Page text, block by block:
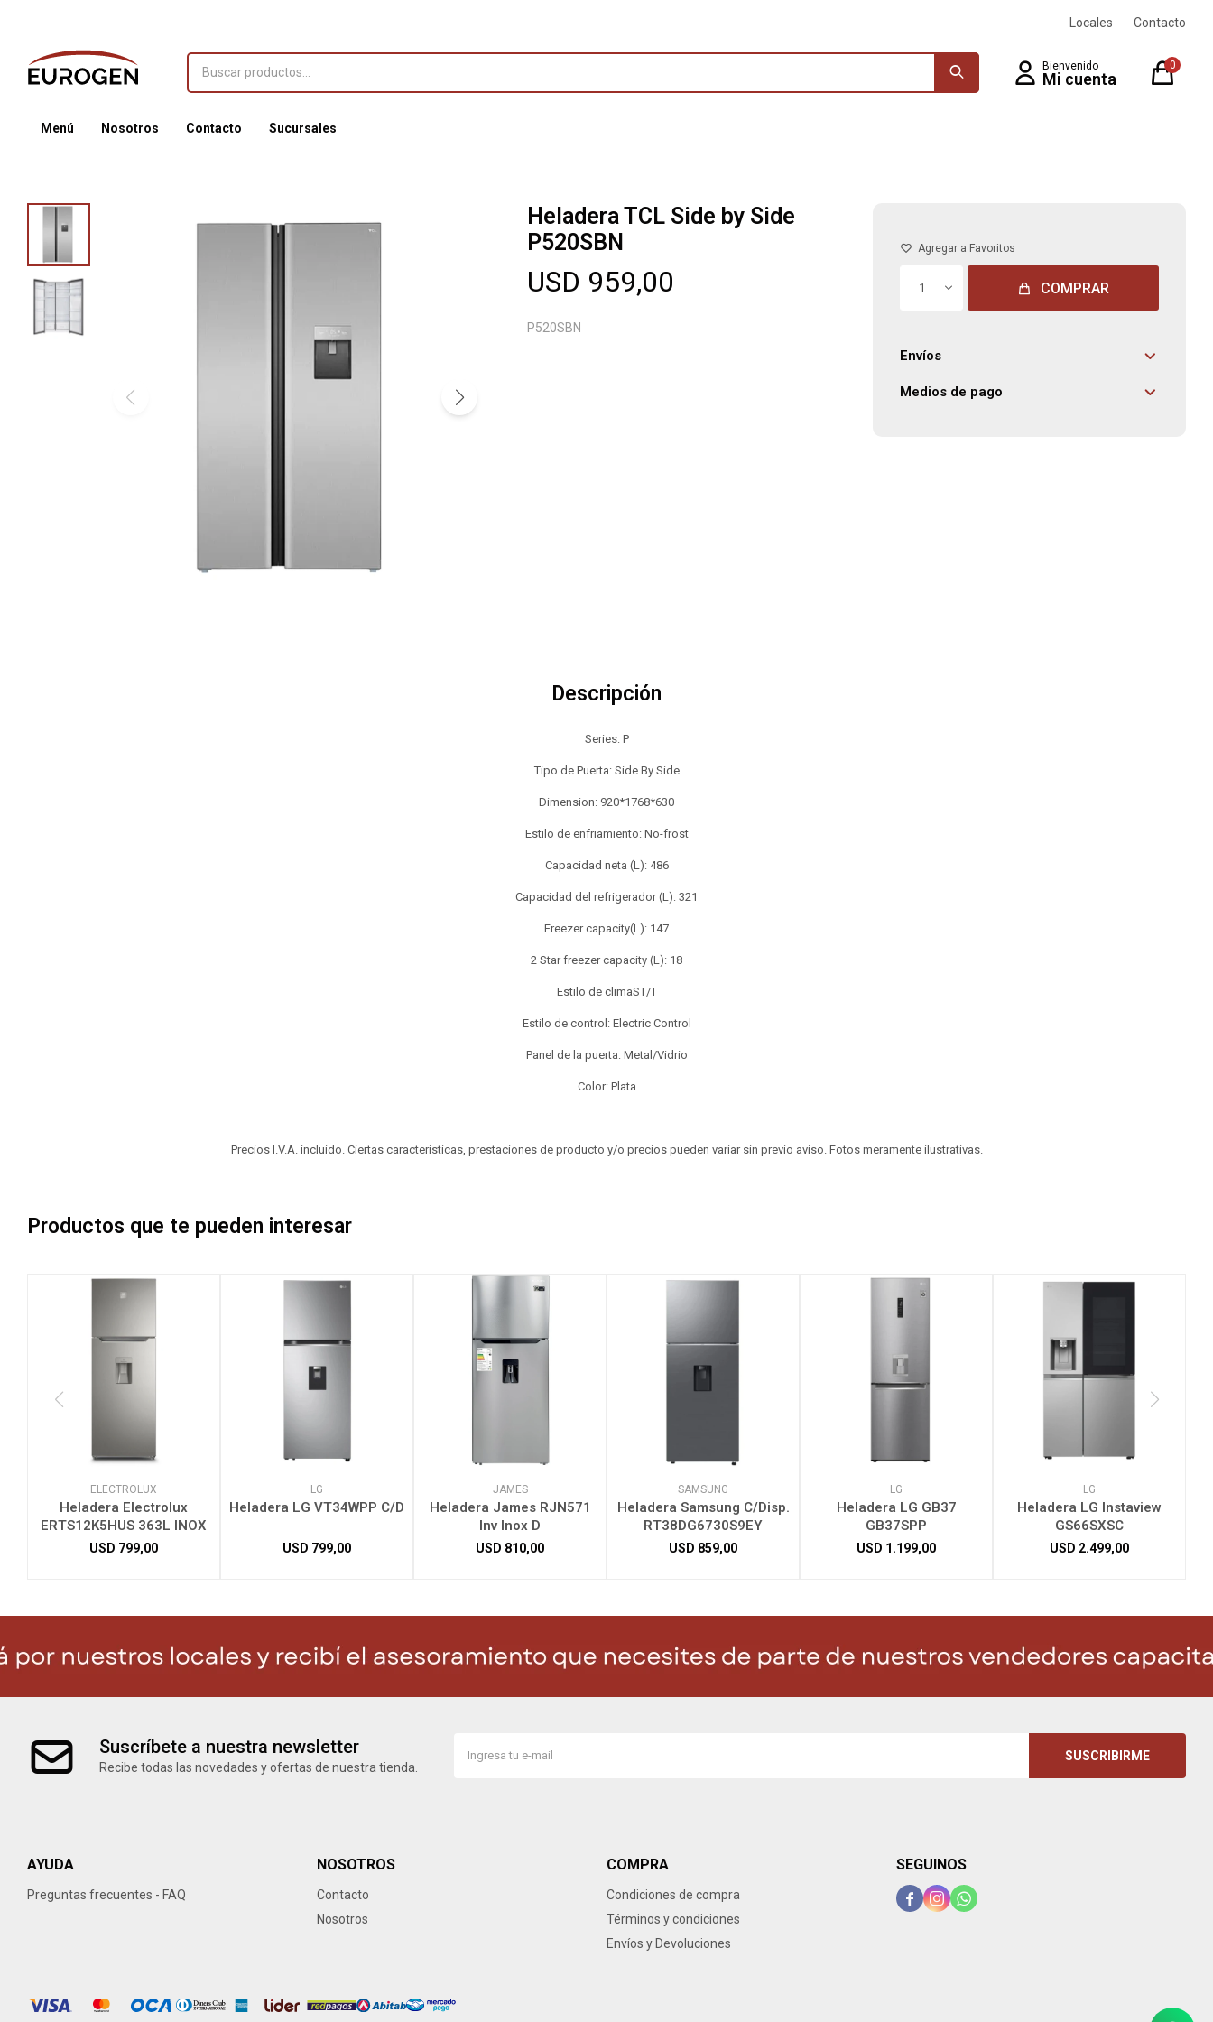
Menú Nosotros Contacto Sucursales
0
Locales Contacto
Heladera TCL Side by Side
P520SBN
USD 959,00
P520SBN
1 COMPRAR
Envíos
Medios de pago
Descripción
Series: P
Tipo de Puerta: Side By Side
Dimension: 920*1768*630
Estilo de enfriamiento: No-frost
Capacidad neta (L): 486
Capacidad del refrigerador (L): 321
Freezer capacity(L): 147
2 Star freezer capacity (L): 18
Estilo de climaST/T
Estilo de control: Electric Control
Panel de la puerta: Metal/Vidrio
Color: Plata
Precios I.V.A. incluido. Ciertas características, prestaciones de producto y/o precios pueden variar sin previo aviso. Fotos meramente ilustrativas.
Productos que te pueden interesar
ELECTROLUX
Heladera Electrolux
ERTS12K5HUS 363L INOX
USD 799,00
LG
Heladera LG VT34WPP C/D
USD 799,00
JAMES
Heladera James RJN571
Inv Inox D
USD 810,00
SAMSUNG
Heladera Samsung C/Disp.
RT38DG6730S9EY
USD 859,00
LG
Heladera LG GB37
GB37SPP
USD 1.199,00
LG
Heladera LG Instaview
GS66SXSC
USD 2.499,00
Suscríbete a nuestra newsletter
Recibe todas las novedades y ofertas de nuestra tienda.
SUSCRIBIRME
AYUDA
Preguntas frecuentes - FAQ
NOSOTROS
Contacto
Nosotros
COMPRA
Condiciones de compra
Términos y condiciones
Envíos y Devoluciones
SEGUINOS
  